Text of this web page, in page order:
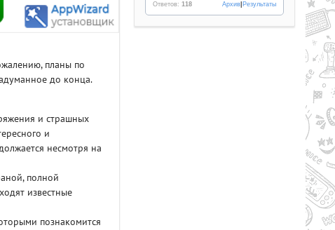
планы по
до конца.
и страшных
и
несмотря на
полной
известные
познакомится
Рейтинг
SKULL AND BONES (2024) PC |
Ответов:118 Результаты
|
Архив